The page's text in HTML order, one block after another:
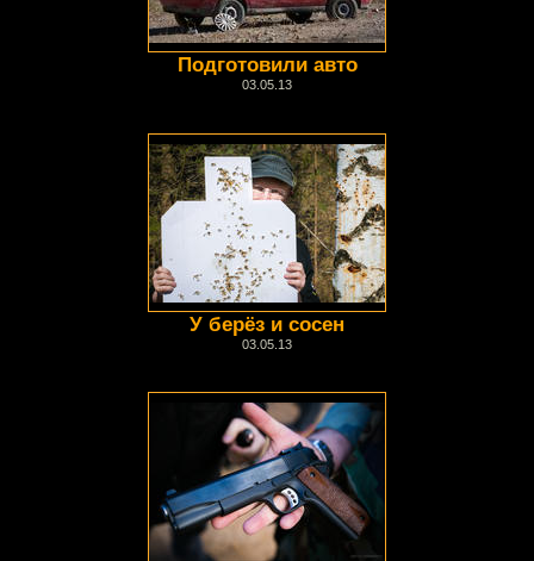
Подготовили авто
03.05.13
У берёз и сосен
03.05.13